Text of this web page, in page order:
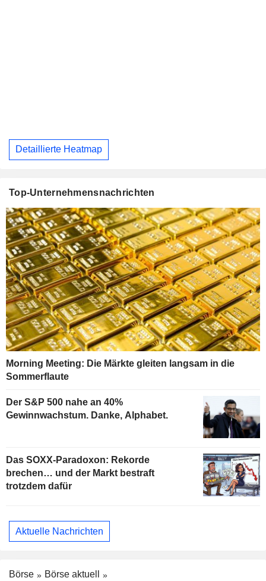
Detaillierte Heatmap
Top-Unternehmensnachrichten
Morning Meeting: Die Märkte gleiten langsam in die
Sommerflaute
Der S&P 500 nahe an 40%
Gewinnwachstum. Danke, Alphabet.
Das SOXX-Paradoxon: Rekorde
brechen… und der Markt bestraft
trotzdem dafür
Aktuelle Nachrichten
Börse
Börse aktuell